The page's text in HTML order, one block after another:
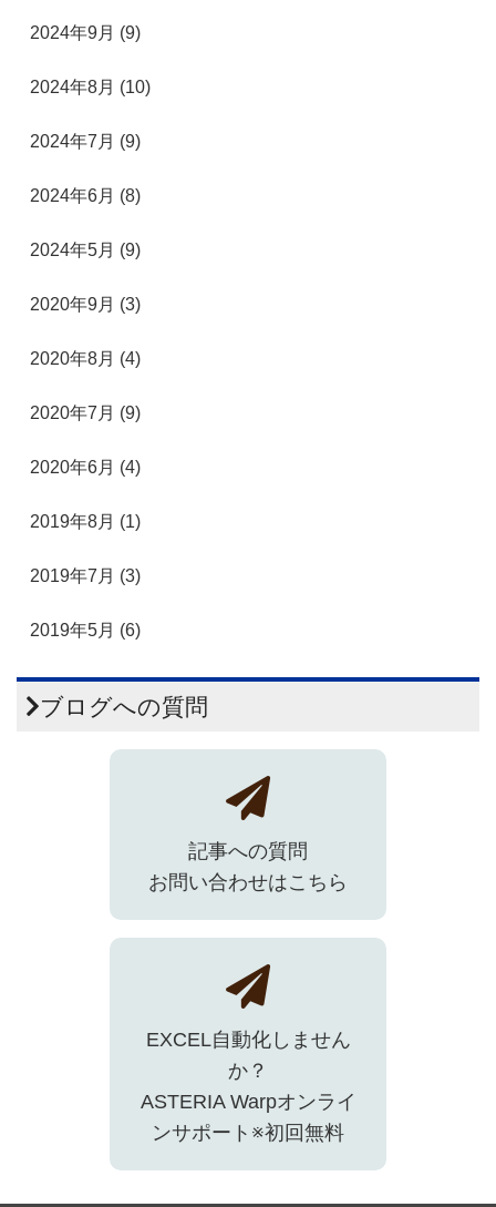
2024年9月 (9)
2024年8月 (10)
2024年7月 (9)
2024年6月 (8)
2024年5月 (9)
2020年9月 (3)
2020年8月 (4)
2020年7月 (9)
2020年6月 (4)
2019年8月 (1)
2019年7月 (3)
2019年5月 (6)
ブログへの質問
記事への質問
お問い合わせはこちら
EXCEL自動化しません
か？
ASTERIA Warpオンライ
ンサポート※初回無料